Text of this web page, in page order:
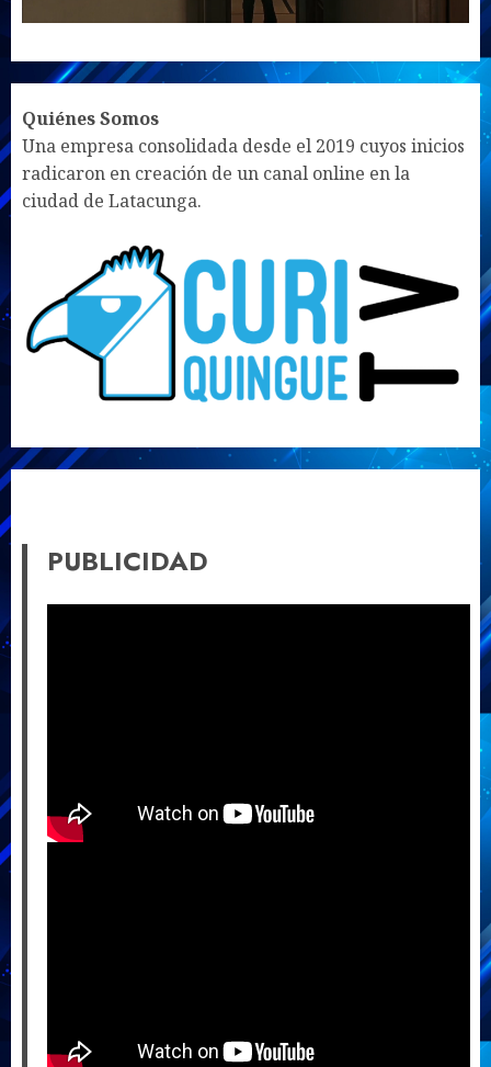
UNMUTE SETTINGS
Quiénes Somos
Una empresa consolidada desde el 2019 cuyos inicios
radicaron en creación de un canal online en la
ciudad de Latacunga.
PUBLICIDAD